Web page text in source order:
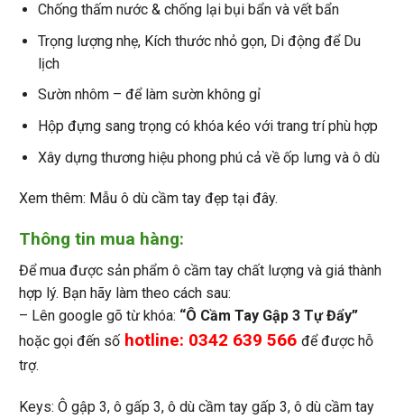
Chống thấm nước & chống lại bụi bẩn và vết bẩn
Trọng lượng nhẹ, Kích thước nhỏ gọn, Di động để Du
lịch
Sườn nhôm – để làm sườn không gỉ
Hộp đựng sang trọng có khóa kéo với trang trí phù hợp
Xây dựng thương hiệu phong phú cả về ốp lưng và ô dù
Xem thêm: Mẫu ô dù cầm tay đẹp tại đây.
Thông tin mua hàng:
Để mua được sản phẩm ô cầm tay chất lượng và giá thành
hợp lý. Bạn hãy làm theo cách sau:
– Lên google gõ từ khóa: “Ô Cầm Tay Gập 3 Tự Đẩy”
hoặc gọi đến số hotline: 0342 639 566 để được hỗ
trợ.
Keys: Ô gập 3, ô gấp 3, ô dù cầm tay gấp 3, ô dù cầm tay